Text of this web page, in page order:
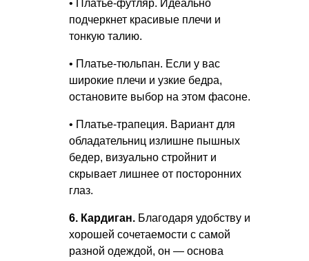
• Платье-футляр. Идеально
подчеркнет красивые плечи и
тонкую талию.
• Платье-тюльпан. Если у вас
широкие плечи и узкие бедра,
остановите выбор на этом фасоне.
• Платье-трапеция. Вариант для
обладательниц излишне пышных
бедер, визуально стройнит и
скрывает лишнее от посторонних
глаз.
6. Кардиган. Благодаря удобству и
хорошей сочетаемости с самой
разной одеждой, он — основа